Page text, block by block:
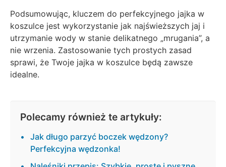
Podsumowując, kluczem do perfekcyjnego jajka w
koszulce jest wykorzystanie jak najświeższych jaj i
utrzymanie wody w stanie delikatnego „mrugania”, a
nie wrzenia. Zastosowanie tych prostych zasad
sprawi, że Twoje jajka w koszulce będą zawsze
idealne.
Polecamy również te artykuły:
Jak długo parzyć boczek wędzony?
Perfekcyjna wędzonka!